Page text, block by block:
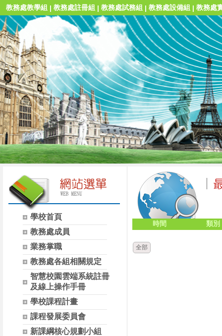
教務處教學組 | 教務處註冊組 | 教務處試務組 | 教務處設備組 | 教務處
學校首頁
教務處成員
業務掌職
教務處各組相關規定
智慧校園雲端系統註冊
及線上操作手冊
學校課程計畫
課程發展委員會
新課綱核心規劃小組
時間 類別
全部